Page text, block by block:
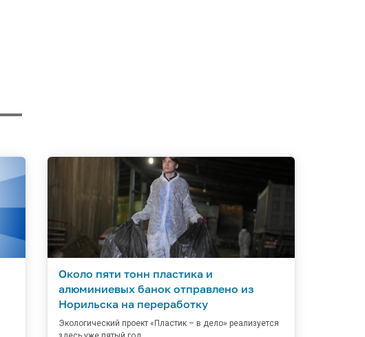
Около пяти тонн пластика и
алюминиевых банок отправлено из
Норильска на переработку
Экологический проект «Пластик – в дело» реализуется